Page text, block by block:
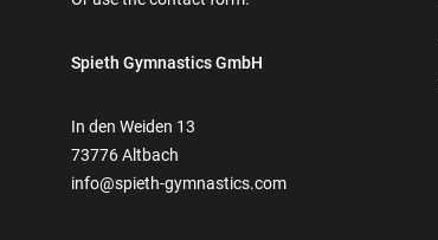
Spieth Gymnastics GmbH
In den Weiden 13
73776 Altbach
info@spieth-gymnastics.com